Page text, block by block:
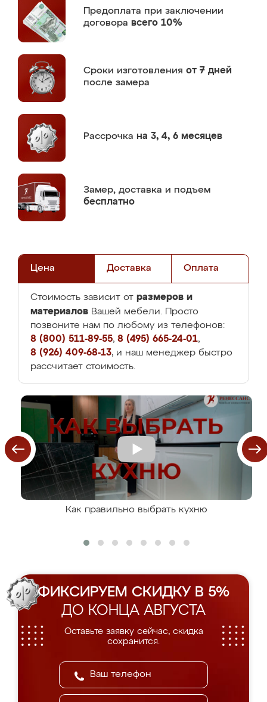
Предоплата при заключении
договора всего 10%
Сроки изготовления от 7 дней
после замера
Рассрочка на 3, 4, 6 месяцев
Замер, доставка и подъем
бесплатно
Цена Доставка Оплата
Стоимость зависит от размеров и
материалов Вашей мебели. Просто
позвоните нам по любому из телефонов:
8 (800) 511-89-55, 8 (495) 665-24-01,
8 (926) 409-68-13, и наш менеджер быстро
рассчитает стоимость.
Как правильно выбрать кухню
ФИКСИРУЕМ СКИДКУ В 5%
ДО КОНЦА АВГУСТА
Оставьте заявку сейчас, скидка
сохранится.